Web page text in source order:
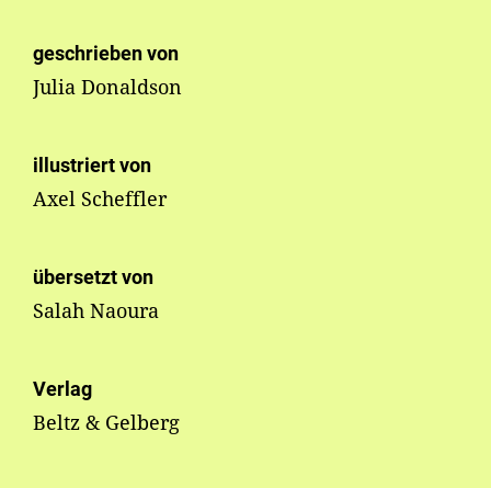
geschrieben von
Julia Donaldson
illustriert von
Axel Scheffler
übersetzt von
Salah Naoura
Verlag
Beltz & Gelberg